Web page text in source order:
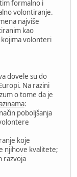
formalno i
volontiranje.
najviše
kao
volonteri
dovele su do
Na razini
o tome da je
:
poboljšanja
koje
njihove kvalitete;
razvoja